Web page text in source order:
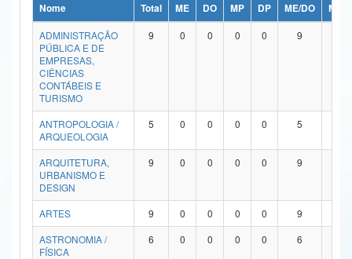
Ministério da Ciência, Tecnologia, Inovações e Comunicações
Ministério do Meio Ambiente
Ministério do Turismo
Ministério do Desenvolvimento Regional
Controladoria-Geral da União
Ministério da Mulher, da Família e dos Direitos Humanos
Secretaria de Governo
Nome Total ME DO MP DP ME/DO
MP/
ADMINISTRAÇÃO
PÚBLICA E DE
EMPRESAS,
CIÊNCIAS
CONTÁBEIS E
TURISMO
9 0 0 0 0 9
ANTROPOLOGIA /
ARQUEOLOGIA
5 0 0 0 0 5
ARQUITETURA,
URBANISMO E
DESIGN
9 0 0 0 0 9
ARTES 9 0 0 0 0 9
ASTRONOMIA /
FÍSICA
6 0 0 0 0 6